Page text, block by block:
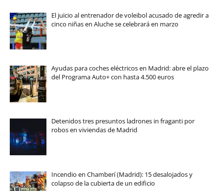
El juicio al entrenador de voleibol acusado de agredir a
cinco niñas en Aluche se celebrará en marzo
Ayudas para coches eléctricos en Madrid: abre el plazo
del Programa Auto+ con hasta 4.500 euros
Detenidos tres presuntos ladrones in fraganti por
robos en viviendas de Madrid
Incendio en Chamberí (Madrid): 15 desalojados y
colapso de la cubierta de un edificio